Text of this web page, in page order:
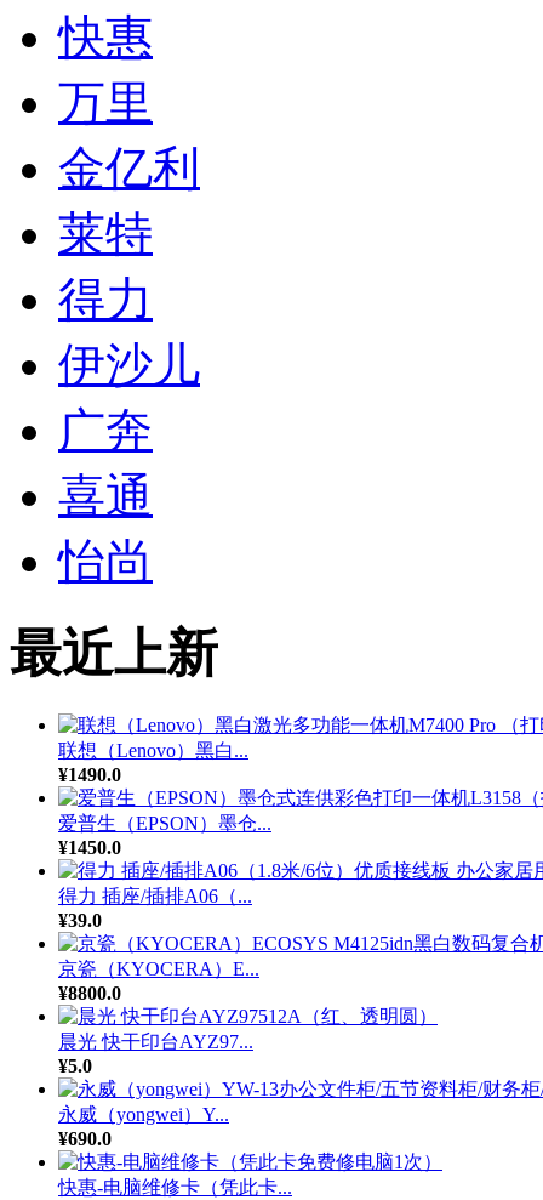
快惠
万里
金亿利
莱特
得力
伊沙儿
广奔
喜通
怡尚
最近上新
联想（Lenovo）黑白...
¥1490.0
爱普生（EPSON）墨仓...
¥1450.0
得力 插座/插排A06（...
¥39.0
京瓷（KYOCERA）E...
¥8800.0
晨光 快干印台AYZ97...
¥5.0
永威（yongwei）Y...
¥690.0
快惠-电脑维修卡（凭此卡...